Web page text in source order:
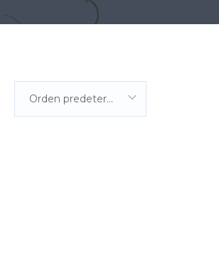
Orden predeterminada